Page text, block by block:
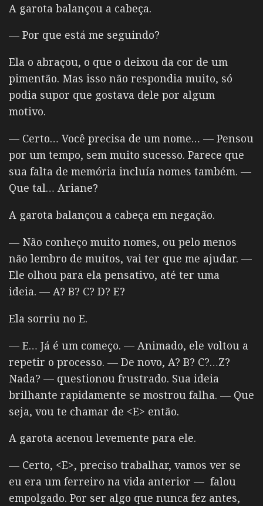
A garota balançou a cabeça.
— Por que está me seguindo?
Ela o abraçou, o que o deixou da cor de um
pimentão. Mas isso não respondia muito, só
podia supor que gostava dele por algum
motivo.
— Certo… Você precisa de um nome… — Pensou
por um tempo, sem muito sucesso. Parece que
sua falta de memória incluía nomes também. —
Que tal… Ariane?
A garota balançou a cabeça em negação.
— Não conheço muito nomes, ou pelo menos
não lembro de muitos, vai ter que me ajudar. —
Ele olhou para ela pensativo, até ter uma
ideia. — A? B? C? D? E?
Ela sorriu no E.
— E… Já é um começo. — Animado, ele voltou a
repetir o processo. — De novo, A? B? C?…Z?
Nada? — questionou frustrado. Sua ideia
brilhante rapidamente se mostrou falha. — Que
seja, vou te chamar de <E> então.
A garota acenou levemente para ele.
— Certo, <E>, preciso trabalhar, vamos ver se
eu era um ferreiro na vida anterior — falou
empolgado. Por ser algo que nunca fez antes,